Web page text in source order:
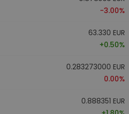
-3.00%
63.330 EUR
+0.50%
0.283273000 EUR
0.00%
0.888351 EUR